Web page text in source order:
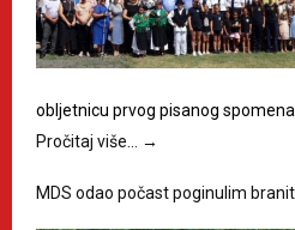
obljetnicu prvog pisanog
Pročitaj više…
→
MDS odao počast poginulim